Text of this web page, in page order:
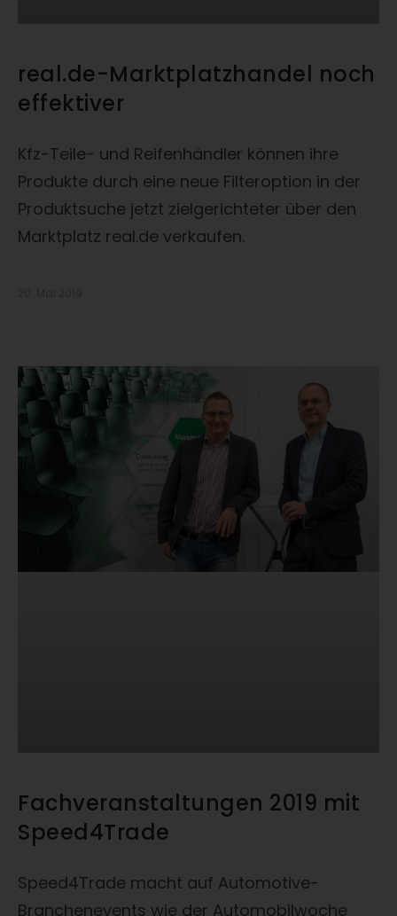
real.de-Marktplatzhandel noch
effektiver
Kfz-Teile- und Reifenhändler können ihre
Produkte durch eine neue Filteroption in der
Produktsuche jetzt zielgerichteter über den
Marktplatz real.de verkaufen.
Fachveranstaltungen 2019 mit
Speed4Trade
Speed4Trade macht auf Automotive-
Branchenevents wie der Automobilwoche